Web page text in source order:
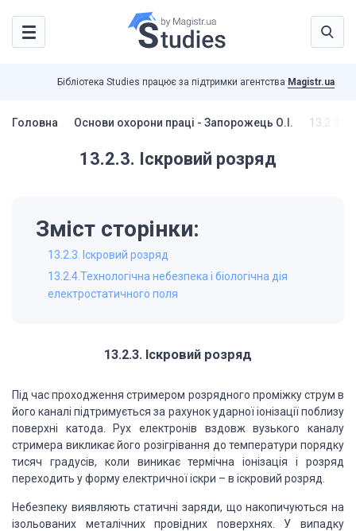
Бібліотека Studies працює за підтримки агентства Magistr.ua
Головна Основи охорони праці - Запорожець О.І. 13.2.3.
13.2.3. Іскровий розряд
Зміст сторінки:
13.2.3. Іскровий розряд
13.2.4.Технологічна небезпека і біологічна дія
електростатичного поля
13.2.3. Іскровий розряд
Під час проходження стримером розрядного проміжку струм в
його каналі підтримується за рахунок ударної іонізації поблизу
поверхні катода. Рух електронів вздовж вузького каналу
стримера викликає його розігрівання до температури порядку
тисяч градусів, коли виникає термічна іонізація і розряд
переходить у форму електричної іскри – в іскровий розряд.
Небезпеку виявляють статичні заряди, що накопичуються на
ізольованих металічних провідних поверхнях. У випадку